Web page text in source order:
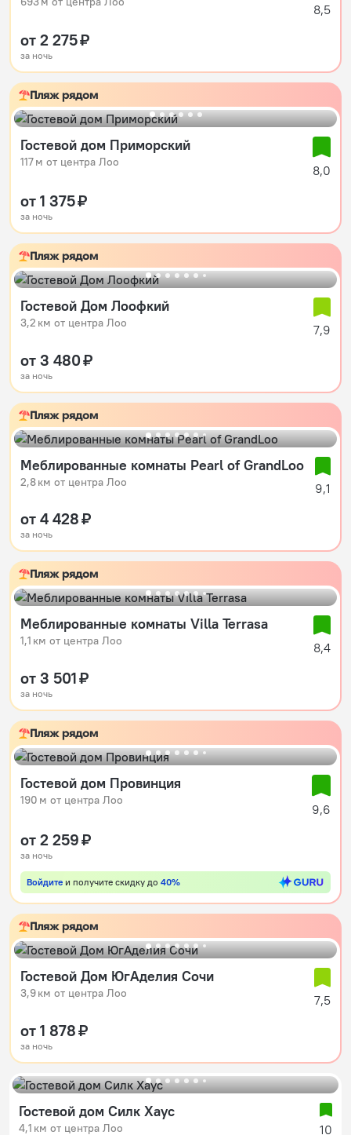
8,5
от 2 275 ₽
за ночь
Пляж рядом
Гостевой дом Приморский
117 м от центра Лоо
8,0
от 1 375 ₽
за ночь
Пляж рядом
Гостевой Дом Лоофкий
3,2 км от центра Лоо 7,9
от 3 480 ₽
за ночь
Пляж рядом
Меблированные комнаты Pearl of GrandLoo
2,8 км от центра Лоо 9,1
от 4 428 ₽
за ночь
Пляж рядом
Меблированные комнаты Villa Terrasa
1,1 км от центра Лоо 8,4
от 3 501 ₽
за ночь
Пляж рядом
Гостевой дом Провинция
190 м от центра Лоо
9,6
от 2 259 ₽
за ночь
Войдите и получите скидку до 40%
Пляж рядом
Гостевой Дом ЮгАделия Сочи
3,9 км от центра Лоо 7,5
от 1 878 ₽
за ночь
Гостевой дом Силк Хаус
4,1 км от центра Лоо 10